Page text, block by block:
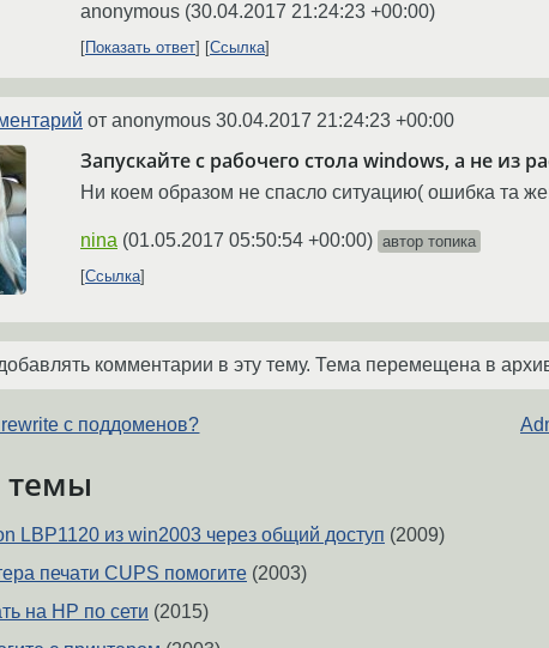
anonymous (30.04.2017 21:24:23 +00:00)
Показать ответ Ссылка
от anonymous 30.04.2017 21:24:23 +00:00
Запускайте с рабочего стола windows, а не из
Ни коем образом не спасло ситуацию( ошибка та
nina (01.05.2017 05:50:54 +00:00) автор топика
Ссылка
комментарии в эту тему. Тема перемещена в
rewrite с поддоменов?
темы
LBP1120 из win2003 через общий доступ (2009)
печати CUPS помогите (2003)
на HP по сети (2015)